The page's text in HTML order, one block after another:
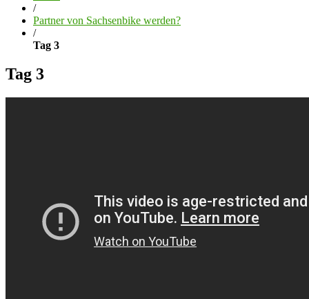
/
Partner von Sachsenbike werden?
/
Tag 3
Tag 3